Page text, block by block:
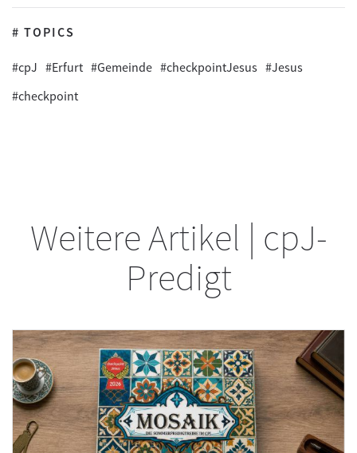
# TOPICS
#cpJ #Erfurt #Gemeinde #checkpointJesus #Jesus
#checkpoint
Weitere Artikel | cpJ-
Predigt